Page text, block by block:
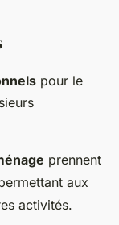
pour le
prennent
aux
activités.